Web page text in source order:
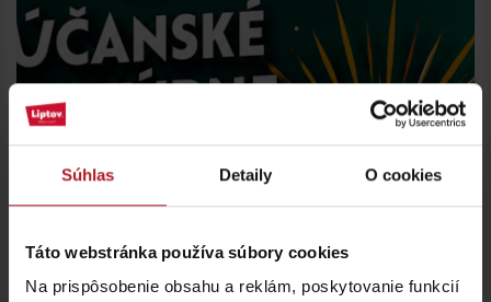
Súhlas Detaily O cookies
Táto webstránka používa súbory cookies
Na prispôsobenie obsahu a reklám, poskytovanie funkcií